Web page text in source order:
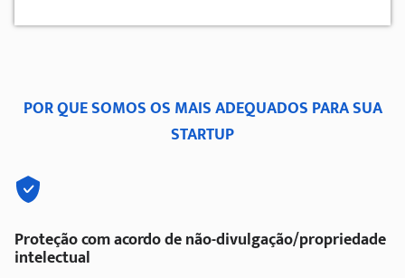
POR QUE SOMOS OS MAIS ADEQUADOS PARA SUA
STARTUP
Proteção com acordo de não-divulgação/propriedade
intelectual